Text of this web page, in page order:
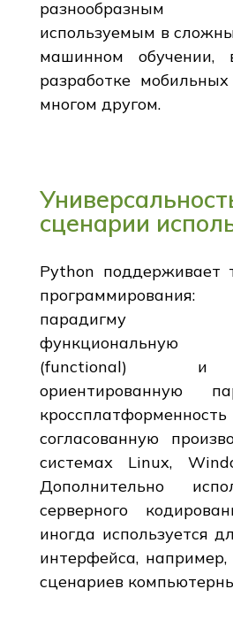
разнообразным
используемым в
машинном обучении,
разработке
многом другом.
сценарии
Python поддерживает
программирования:
парадигму
(functional) и
ориентированную
согласованную
системах Linux,
Дополнительно
серверного
иногда используется
интерфейса, например,
сценариев